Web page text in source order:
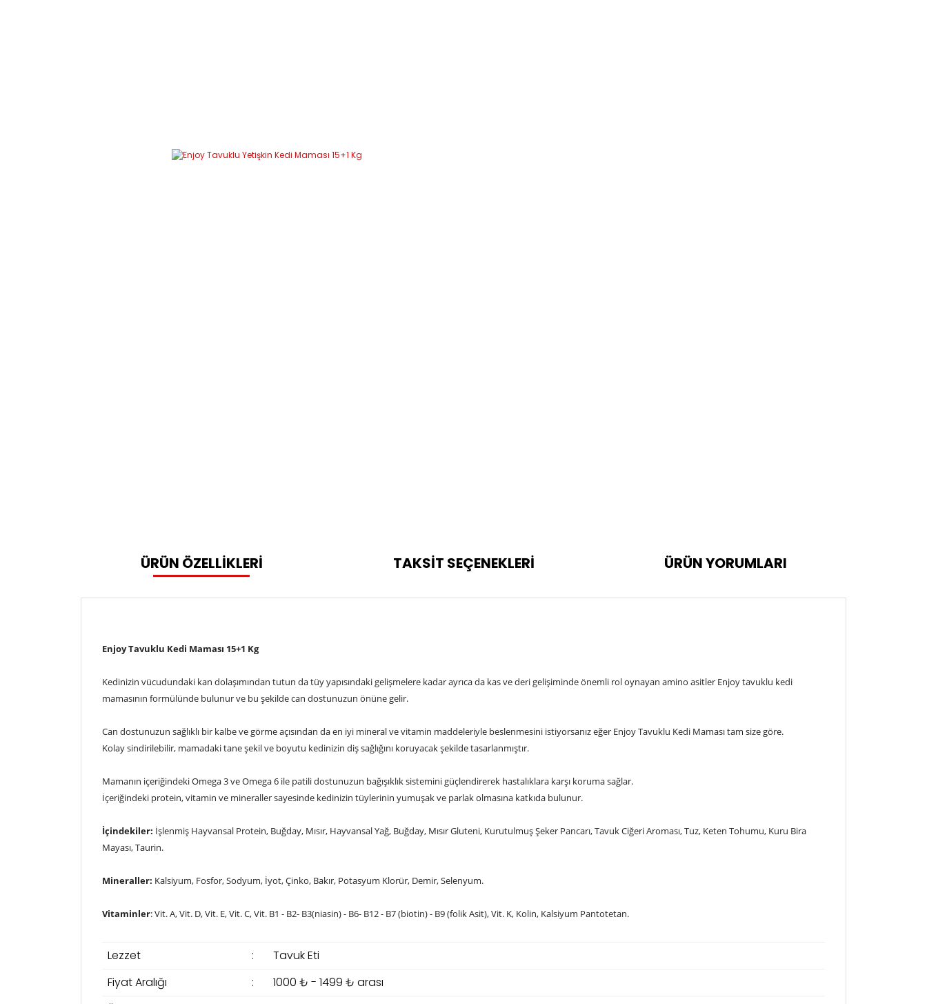
ÜRÜN ÖZELLİKLERİ TAKSİT SEÇENEKLERİ ÜRÜN YORUMLARI
Enjoy Tavuklu Kedi Maması 15+1 Kg
Kedinizin vücudundaki kan dolaşımından tutun da tüy yapısındaki gelişmelere kadar ayrıca da kas ve deri gelişiminde önemli rol oynayan amino asitler Enjoy tavuklu kedi
mamasının formülünde bulunur ve bu şekilde can dostunuzun önüne gelir.
Can dostunuzun sağlıklı bir kalbe ve görme açısından da en iyi mineral ve vitamin maddeleriyle beslenmesini istiyorsanız eğer Enjoy Tavuklu Kedi Maması tam size göre.
Kolay sindirilebilir, mamadaki tane şekil ve boyutu kedinizin diş sağlığını koruyacak şekilde tasarlanmıştır.
Mamanın içeriğindeki Omega 3 ve Omega 6 ile patili dostunuzun bağışıklık sistemini güçlendirerek hastalıklara karşı koruma sağlar.
İçeriğindeki protein, vitamin ve mineraller sayesinde kedinizin tüylerinin yumuşak ve parlak olmasına katkıda bulunur.
İçindekiler: İşlenmiş Hayvansal Protein, Buğday, Mısır, Hayvansal Yağ, Buğday, Mısır Gluteni, Kurutulmuş Şeker Pancarı, Tavuk Ciğeri Aroması, Tuz, Keten Tohumu, Kuru Bira
Mayası, Taurin.
Mineraller: Kalsiyum, Fosfor, Sodyum, İyot, Çinko, Bakır, Potasyum Klorür, Demir, Selenyum.
Vitaminler: Vit. A, Vit. D, Vit. E, Vit. C, Vit. B1 - B2- B3(niasin) - B6- B12 - B7 (biotin) - B9 (folik Asit), Vit. K, Kolin, Kalsiyum Pantotetan.
Lezzet :
Tavuk Eti
Fiyat Aralığı
:
1000 ₺ - 1499 ₺ arası